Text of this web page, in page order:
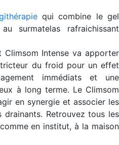
qui combine le gel
surmatelas rafraichissant
Climsom Intense va apporter
du froid pour un effet
immédiats et une
à long terme. Le Climsom
en synergie et associer les
Retrouvez tous les
en institut, à la maison